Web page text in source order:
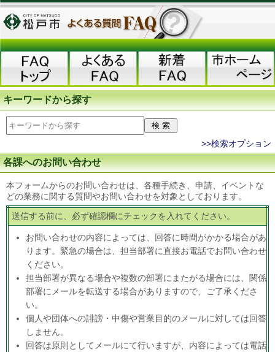
キーワードから探す
>>検索オプション
各課へのお問い合わせ
本フォームからのお問い合わせは、各種手続き、申請、イベントな
どの業務に関する質問やお問い合わせを対象としております。
送信する前に、必ず確認欄にチェックを入れてください。
お問い合わせの内容によっては、回答に時間がかかる場合があ
ります。緊急の場合は、担当部署に直接お電話でお問い合わせ
ください。
担当部署が異なる場合や複数の部署にまたがる場合には、関係
部署にメールを転送する場合がありますので、ご了承くださ
い。
個人や団体への誹謗・中傷や営業目的のメールに対しては回答
しません。
回答は原則としてメールにて行いますが、内容によっては電話